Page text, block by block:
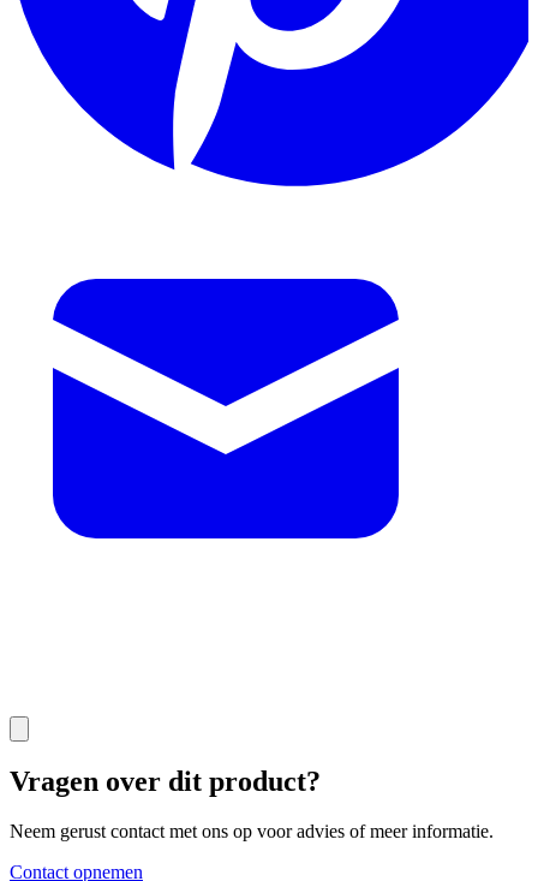
Vragen over dit product?
Neem gerust contact met ons op voor advies of meer informatie.
Contact opnemen